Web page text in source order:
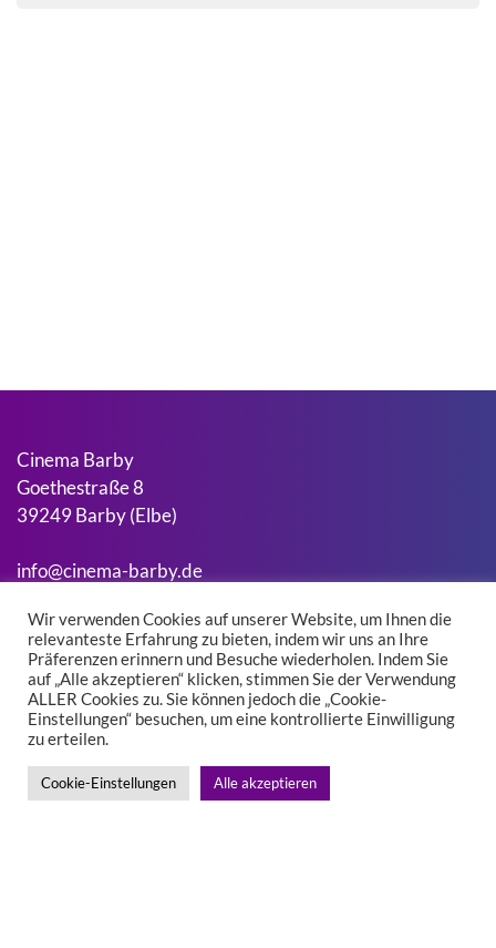
Cinema Barby
Goethestraße 8
39249 Barby (Elbe)
info@cinema-barby.de
Suchen
Suchen
Impressum
Wir verwenden Cookies auf unserer Website, um Ihnen die
relevanteste Erfahrung zu bieten, indem wir uns an Ihre
Präferenzen erinnern und Besuche wiederholen. Indem Sie
auf „Alle akzeptieren“ klicken, stimmen Sie der Verwendung
ALLER Cookies zu. Sie können jedoch die „Cookie-
Einstellungen“ besuchen, um eine kontrollierte Einwilligung
zu erteilen.
Cookie-Einstellungen Alle akzeptieren